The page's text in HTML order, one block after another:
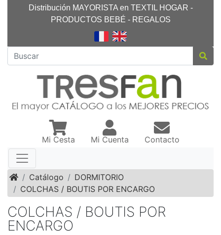
Distribución MAYORISTA en TEXTIL HOGAR -
PRODUCTOS BEBÉ - REGALOS
Mi Cesta Mi Cuenta Contacto
InicioCatálogo
DORMITORIO
COLCHAS / BOUTIS POR ENCARGO
COLCHAS / BOUTIS POR
ENCARGO